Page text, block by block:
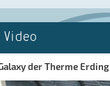
der Therme Erding